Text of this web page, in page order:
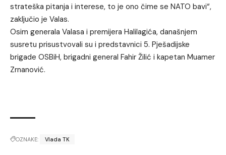
strateška pitanja i interese, to je ono čime se NATO bavi“,
zaključio je Valas.
Osim generala Valasa i premijera Halilagića, današnjem
susretu prisustvovali su i predstavnici 5. Pješadijske
brigade OSBiH, brigadni general Fahir Žilić i kapetan Muamer
Zrnanović.
OZNAKE: Vlada TK